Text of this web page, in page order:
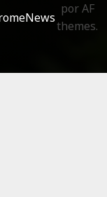
por AF
themes.
sobre las